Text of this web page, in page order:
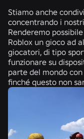
Stiamo anche
concentrando i
Renderemo
Roblox un gioco ad
giocatori, di tipo
funzionare su
parte del mondo
finché questo non